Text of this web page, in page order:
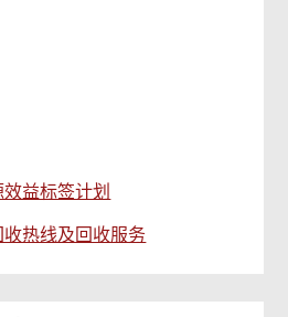
益标签计划
热线及回收服务